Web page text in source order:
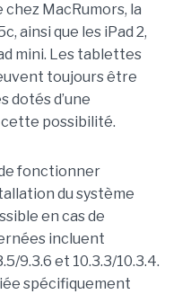
chez MacRumors, la
ainsi que les iPad 2,
mini. Les tablettes
toujours être
dotés d’une
possibilité.
fonctionner
du système
en cas de
incluent
9.3.6 et 10.3.3/10.3.4.
spécifiquement